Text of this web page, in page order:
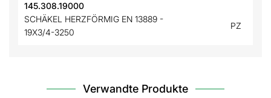
145.308.19000
SCHÄKEL HERZFÖRMIG EN 13889 -
19X3/4-3250
PZ
Verwandte Produkte